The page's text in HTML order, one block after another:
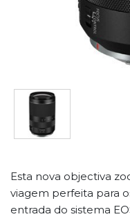
Esta nova objectiva
viagem perfeita para
entrada do sistema